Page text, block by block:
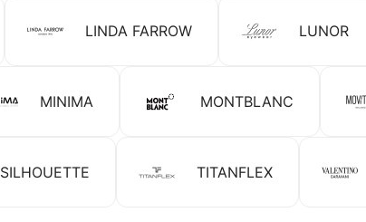
LINDA FARROW LUNOR
MINIMA MONTBLANC
SILHOUETTE TITANFLEX